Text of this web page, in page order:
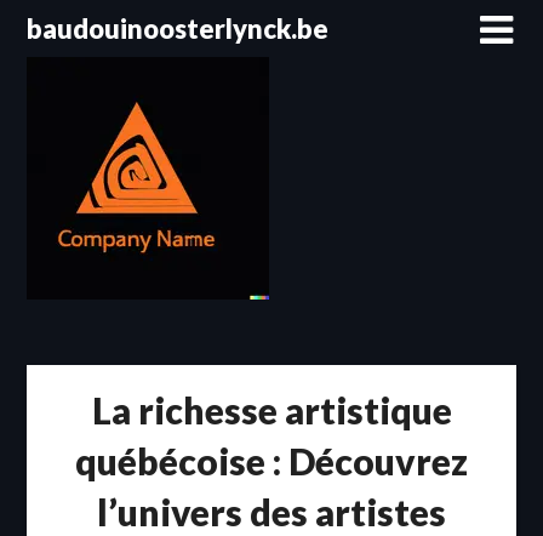
Passerbaudouinoosterlynck.be
La richesse artistique
québécoise : Découvrez
l’univers des artistes